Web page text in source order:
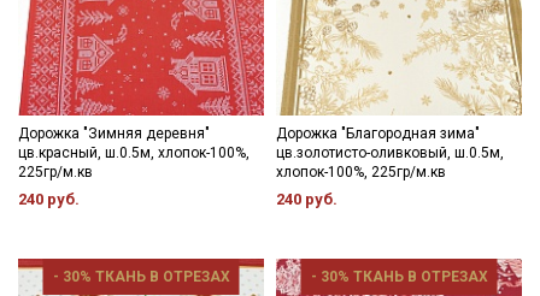
зависимости от партии.
Дорожка "Зимняя деревня"
цв.красный, ш.0.5м, хлопок-100%,
225гр/м.кв
240 руб.
Дорожка "Благородная зима"
цв.золотисто-оливковый, ш.0.5м,
хлопок-100%, 225гр/м.кв
240 руб.
- 30% ТКАНЬ В ОТРЕЗАХ - 30% ТКАНЬ В ОТРЕЗАХ